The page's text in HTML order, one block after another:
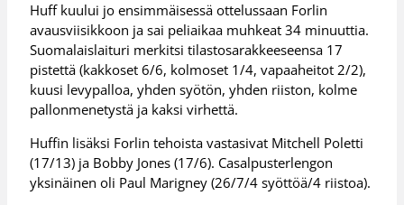
Huff kuului jo ensimmäisessä ottelussaan Forlin
avausviisikkoon ja sai peliaikaa muhkeat 34 minuuttia.
Suomalaislaituri merkitsi tilastosarakkeeseensa 17
pistettä (kakkoset 6/6, kolmoset 1/4, vapaaheitot 2/2),
kuusi levypalloa, yhden syötön, yhden riiston, kolme
pallonmenetystä ja kaksi virhettä.
Huffin lisäksi Forlin tehoista vastasivat Mitchell Poletti
(17/13) ja Bobby Jones (17/6). Casalpusterlengon
yksinäinen oli Paul Marigney (26/7/4 syöttöä/4 riistoa).